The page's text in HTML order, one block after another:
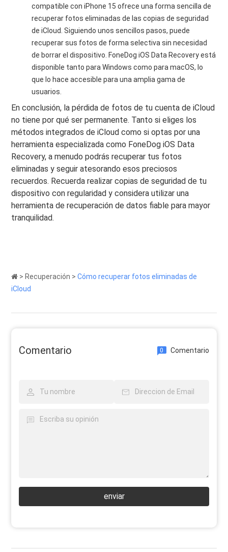
compatible con iPhone 15 ofrece una forma sencilla de
recuperar fotos eliminadas de las copias de seguridad
de iCloud. Siguiendo unos sencillos pasos, puede
recuperar sus fotos de forma selectiva sin necesidad
de borrar el dispositivo. FoneDog iOS Data Recovery está
disponible tanto para Windows como para macOS, lo
que lo hace accesible para una amplia gama de
usuarios.
En conclusión, la pérdida de fotos de tu cuenta de iCloud
no tiene por qué ser permanente. Tanto si eliges los
métodos integrados de iCloud como si optas por una
herramienta especializada como FoneDog iOS Data
Recovery, a menudo podrás recuperar tus fotos
eliminadas y seguir atesorando esos preciosos
recuerdos. Recuerda realizar copias de seguridad de tu
dispositivo con regularidad y considera utilizar una
herramienta de recuperación de datos fiable para mayor
tranquilidad.
> Recuperación >Cómo recuperar fotos eliminadas de
iCloud
Comentario 0 Comentario
enviar